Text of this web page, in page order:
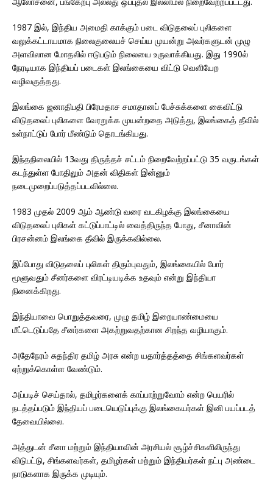
1987 இல், இந்திய அமைதி காக்கும் படை விடுதலைப் புலிகளை
வலுக்கட்டாயமாக நிலைகுலையச் செய்ய முயன்று அவர்களுடன் முழு
அளவிலான மோதலில் ஈடுபடும் நிலையை உருவாக்கியது. இது 1990ல்
நேரடியாக இந்தியப் படைகள் இலங்கையை விட்டு வெளியேற
வழிவகுத்தது.
இலங்கை ஜனாதிபதி பிரேமதாச சமாதானப் பேச்சுக்களை கைவிட்டு
விடுதலைப் புலிகளை வேரறுக்க முயன்றதை அடுத்து, இலங்கைத் தீவில்
உள்நாட்டுப் போர் மீண்டும் தொடங்கியது.
இந்தநிலையில் 13வது திருத்தச் சட்டம் நிறைவேற்றப்பட்டு 35 வருடங்கள்
கடந்துள்ள போதிலும் அதன் விதிகள் இன்னும்
நடைமுறைப்படுத்தப்படவில்லை.
1983 முதல் 2009 ஆம் ஆண்டு வரை வடகிழக்கு இலங்கையை
விடுதலைப் புலிகள் கட்டுப்பாட்டில் வைத்திருந்த போது, சீனாவின்
பிரசன்னம் இலங்கை தீவில் இருக்கவில்லை.
இப்போது விடுதலைப் புலிகள் திரும்புவதும், இலங்கையில் போர்
மூளுவதும் சீனர்களை விரட்டியடிக்க உதவும் என்று இந்தியா
நினைக்கிறது.
இந்தியாவை பொறுத்தவரை, முழு தமிழ் இறையாண்மையை
மீட்டெடுப்பதே சீனர்களை அகற்றுவதற்கான சிறந்த வழியாகும்.
அதேநேரம் சுதந்திர தமிழ் அரசு என்ற யதார்த்தத்தை சிங்களவர்கள்
ஏற்றுக்கொள்ள வேண்டும்.
அப்படிச் செய்தால், தமிழர்களைக் காப்பாற்றுவோம் என்ற பெயரில்
நடத்தப்படும் இந்தியப் படையெடுப்புக்கு இலங்கையர்கள் இனி பயப்படத்
தேவையில்லை.
அத்துடன் சீனா மற்றும் இந்தியாவின் அரசியல் சூழ்ச்சிகளிலிருந்து
விடுபட்டு, சிங்களவர்கள், தமிழர்கள் மற்றும் இந்தியர்கள் நட்பு அண்டை
நாடுகளாக இருக்க முடியும்.